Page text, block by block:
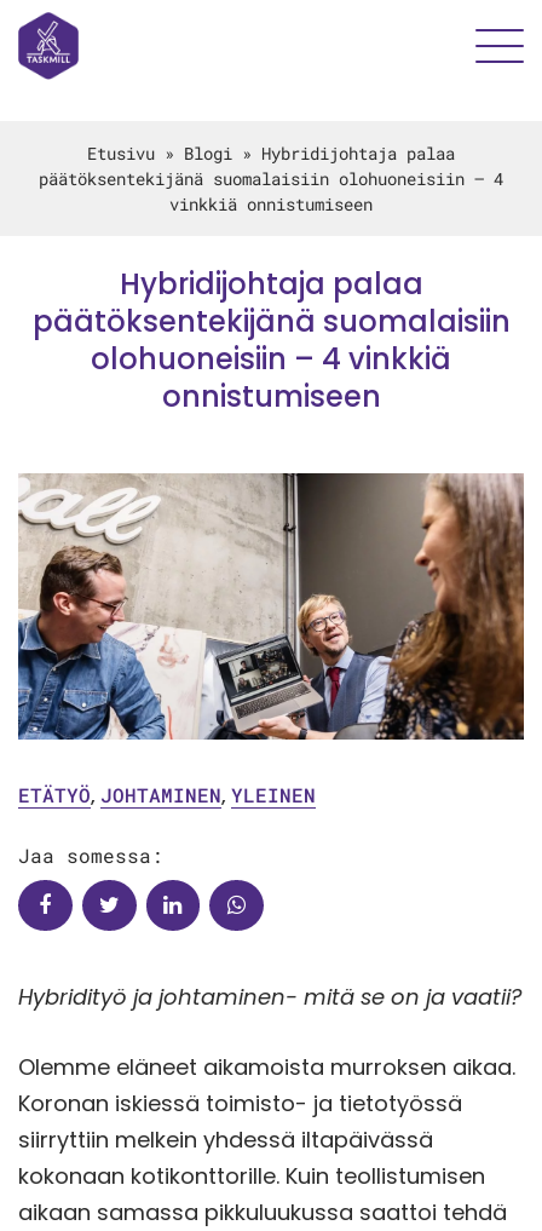
Etusivu » Blogi » Hybridijohtaja palaa
päätöksentekijänä suomalaisiin olohuoneisiin – 4
vinkkiä onnistumiseen
Hybridijohtaja palaa
päätöksentekijänä suomalaisiin
olohuoneisiin – 4 vinkkiä
onnistumiseen
ETÄTYÖ, JOHTAMINEN, YLEINEN
Jaa somessa:
Hybridityö ja johtaminen- mitä se on ja vaatii?
Olemme eläneet aikamoista murroksen aikaa.
Koronan iskiessä toimisto- ja tietotyössä
siirryttiin melkein yhdessä iltapäivässä
kokonaan kotikonttorille. Kuin teollistumisen
aikaan samassa pikkuluukussa saattoi tehdä